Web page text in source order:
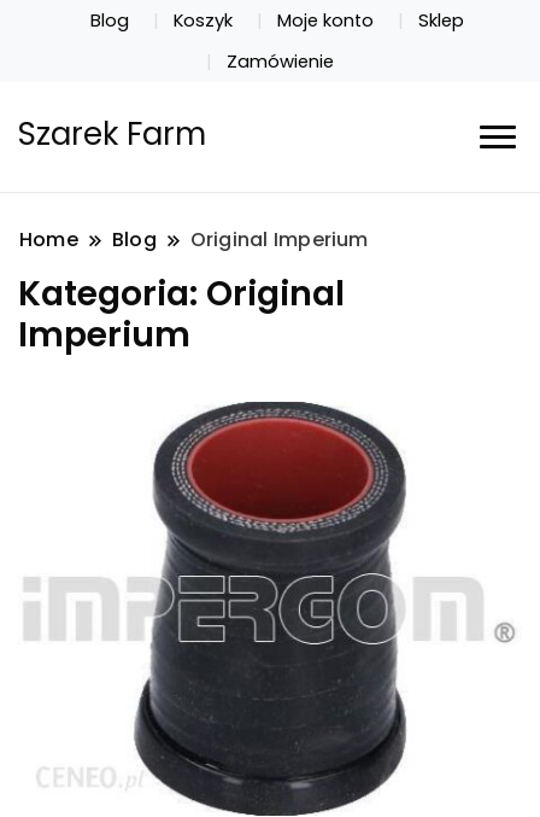
Blog Koszyk Moje konto
Sklep
Zamówienie
Szarek Farm
Home Blog Original Imperium
Kategoria: Original
Imperium